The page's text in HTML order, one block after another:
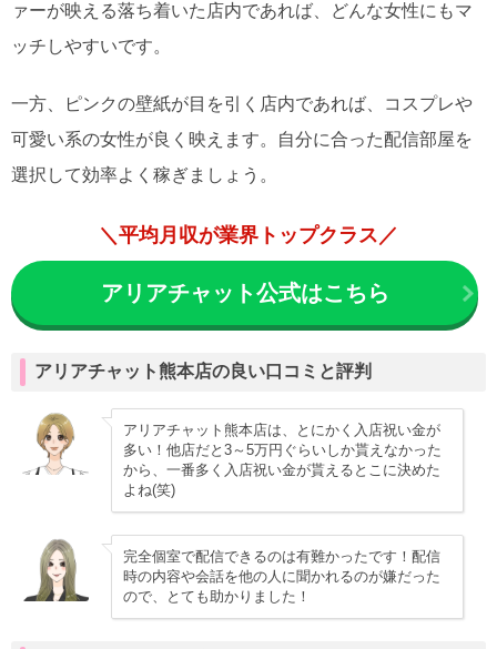
ァーが映える落ち着いた店内であれば、どんな女性にもマ
ッチしやすいです。
一方、ピンクの壁紙が目を引く店内であれば、コスプレや
可愛い系の女性が良く映えます。自分に合った配信部屋を
選択して効率よく稼ぎましょう。
＼平均月収が業界トップクラス／
アリアチャット公式はこちら
アリアチャット熊本店の良い口コミと評判
アリアチャット熊本店は、とにかく入店祝い金が
多い！他店だと3～5万円ぐらいしか貰えなかった
から、一番多く入店祝い金が貰えるとこに決めた
よね(笑)
完全個室で配信できるのは有難かったです！配信
時の内容や会話を他の人に聞かれるのが嫌だった
ので、とても助かりました！